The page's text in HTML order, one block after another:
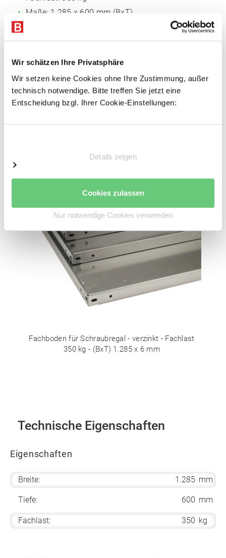
Wir schätzen Ihre Privatsphäre
Wir setzen keine Cookies ohne Ihre Zustimmung, außer
technisch notwendige. Bitte treffen Sie jetzt eine
Entscheidung bzgl. Ihrer Cookie-Einstellungen:
Details zeigen
Cookies zulassen
Nur notwendige Cookies verwenden
Maße: 1.285 x 600 mm (BxT)
Mit Systemlochung für steckbares Zubehör
* bei Anbauregalen reduziert sich die Fachlast um 20 kg.
Auf Anfrage auch in RAL-Farben erhältlich.
Fachboden für Schraubregal - verzinkt - Fachlast
350 kg - (BxT) 1.285 x 6 mm
Technische Eigenschaften
Eigenschaften
Breite: 1.285 mm
Tiefe: 600 mm
Fachlast: 350 kg